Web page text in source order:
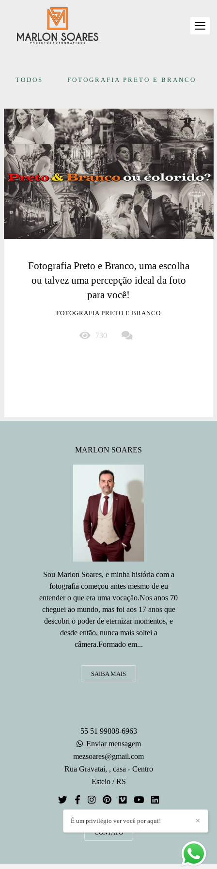
TODOS FOTOGRAFIA PRETO E BRANCO
Fotografia Preto e Branco, uma escolha
ou talvez uma percepção ideal da foto
para você!
FOTOGRAFIA PRETO E BRANCO
730
MARLON SOARES
Sou Marlon Soares, e minha história com a
fotografia começou antes mesmo de eu
entender o que era uma vocação.Nos anos 70
cheguei ao mundo, mas foi aos 17 anos que
descobri o poder de eternizar momentos, e
desde então, nunca mais soltei a
câmera.Formado em...
SAIBA MAIS
55 51 99808-6963
Enviar mensagem
mezsoares@gmail.com
Rua Gravatai, , casa - Centro
Esteio / RS
CONTATO
✕
É um privilégio ver você por aqui!